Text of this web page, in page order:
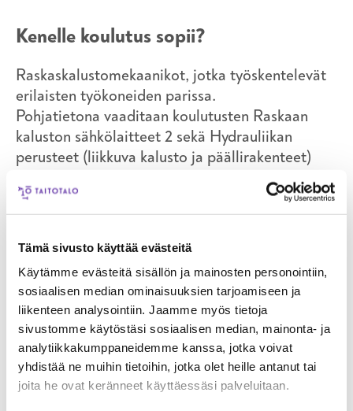
Tämä sivusto käyttää evästeitä
Käytämme evästeitä sisällön ja mainosten personointiin,
sosiaalisen median ominaisuuksien tarjoamiseen ja
liikenteen analysointiin. Jaamme myös tietoja
sivustomme käytöstäsi sosiaalisen median, mainonta- ja
analytiikkakumppaneidemme kanssa, jotka voivat
yhdistää ne muihin tietoihin, jotka olet heille antanut tai
joita he ovat keränneet käyttäessäsi palveluitaan.
Kenelle koulutus sopii?
Raskaskalustomekaanikot, jotka työskentelevät
erilaisten työkoneiden parissa.
Pohjatietona vaaditaan koulutusten Raskaan
kaluston sähkölaitteet 2 sekä Hydrauliikan
perusteet (liikkuva kalusto ja päällirakenteet)
Kysy lisää
Tuula Haapakorpi
koulutuskoordinaattori,
autoala/raskaskalusto, auto- ja
henkilönostimet, kuormausnosturit
050 374 2215
OTA YHTEYTTÄ